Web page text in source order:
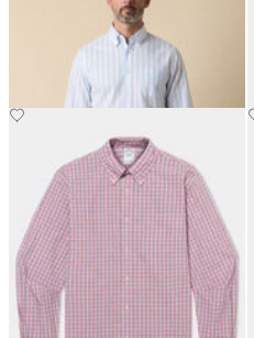
Collo Button Down
CHF 115.50